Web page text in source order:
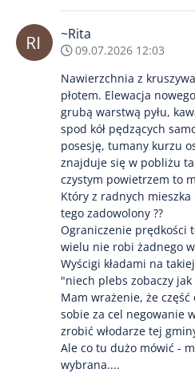
~Rita
09.07.2026 12:03
Nawierzchnia z
płotem. Elewacja
grubą warstwą pyłu,
spod kół pędzących
posesję, tumany kurzu
znajduje się w pobliżu
czystym powietrzem to
Który z radnych
tego zadowolony ??
Ograniczenie prędkości
wielu nie robi żadnego
Wyścigi kładami na
"niech plebs zobaczy
Mam wrażenie, że
sobie za cel negowanie
zrobić włodarze tej
Ale co tu dużo mówić -
wybrana....